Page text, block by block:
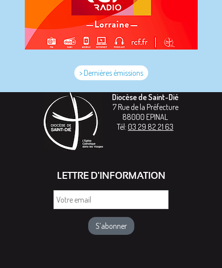
> Dernières émissions
Diocèse de Saint-Dié
7 Rue de la Préfecture
88000 EPINAL
Tél: 03 29 82 21 63
LETTRE D'INFORMATION